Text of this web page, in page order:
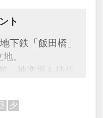
ト
下鉄「飯田橋」
。
、神楽坂も徒歩
するホテルチェ
夕